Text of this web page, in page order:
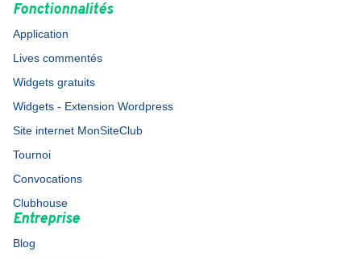
Fonctionnalités
Application
Lives commentés
Widgets gratuits
Widgets - Extension Wordpress
Site internet MonSiteClub
Tournoi
Convocations
Clubhouse
Entreprise
Blog